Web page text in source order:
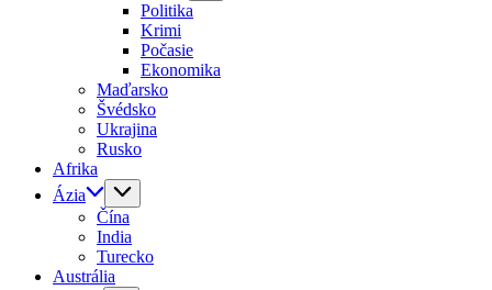
Politika
Krimi
Počasie
Ekonomika
Maďarsko
Švédsko
Ukrajina
Rusko
Afrika
Ázia
Čína
India
Turecko
Austrália